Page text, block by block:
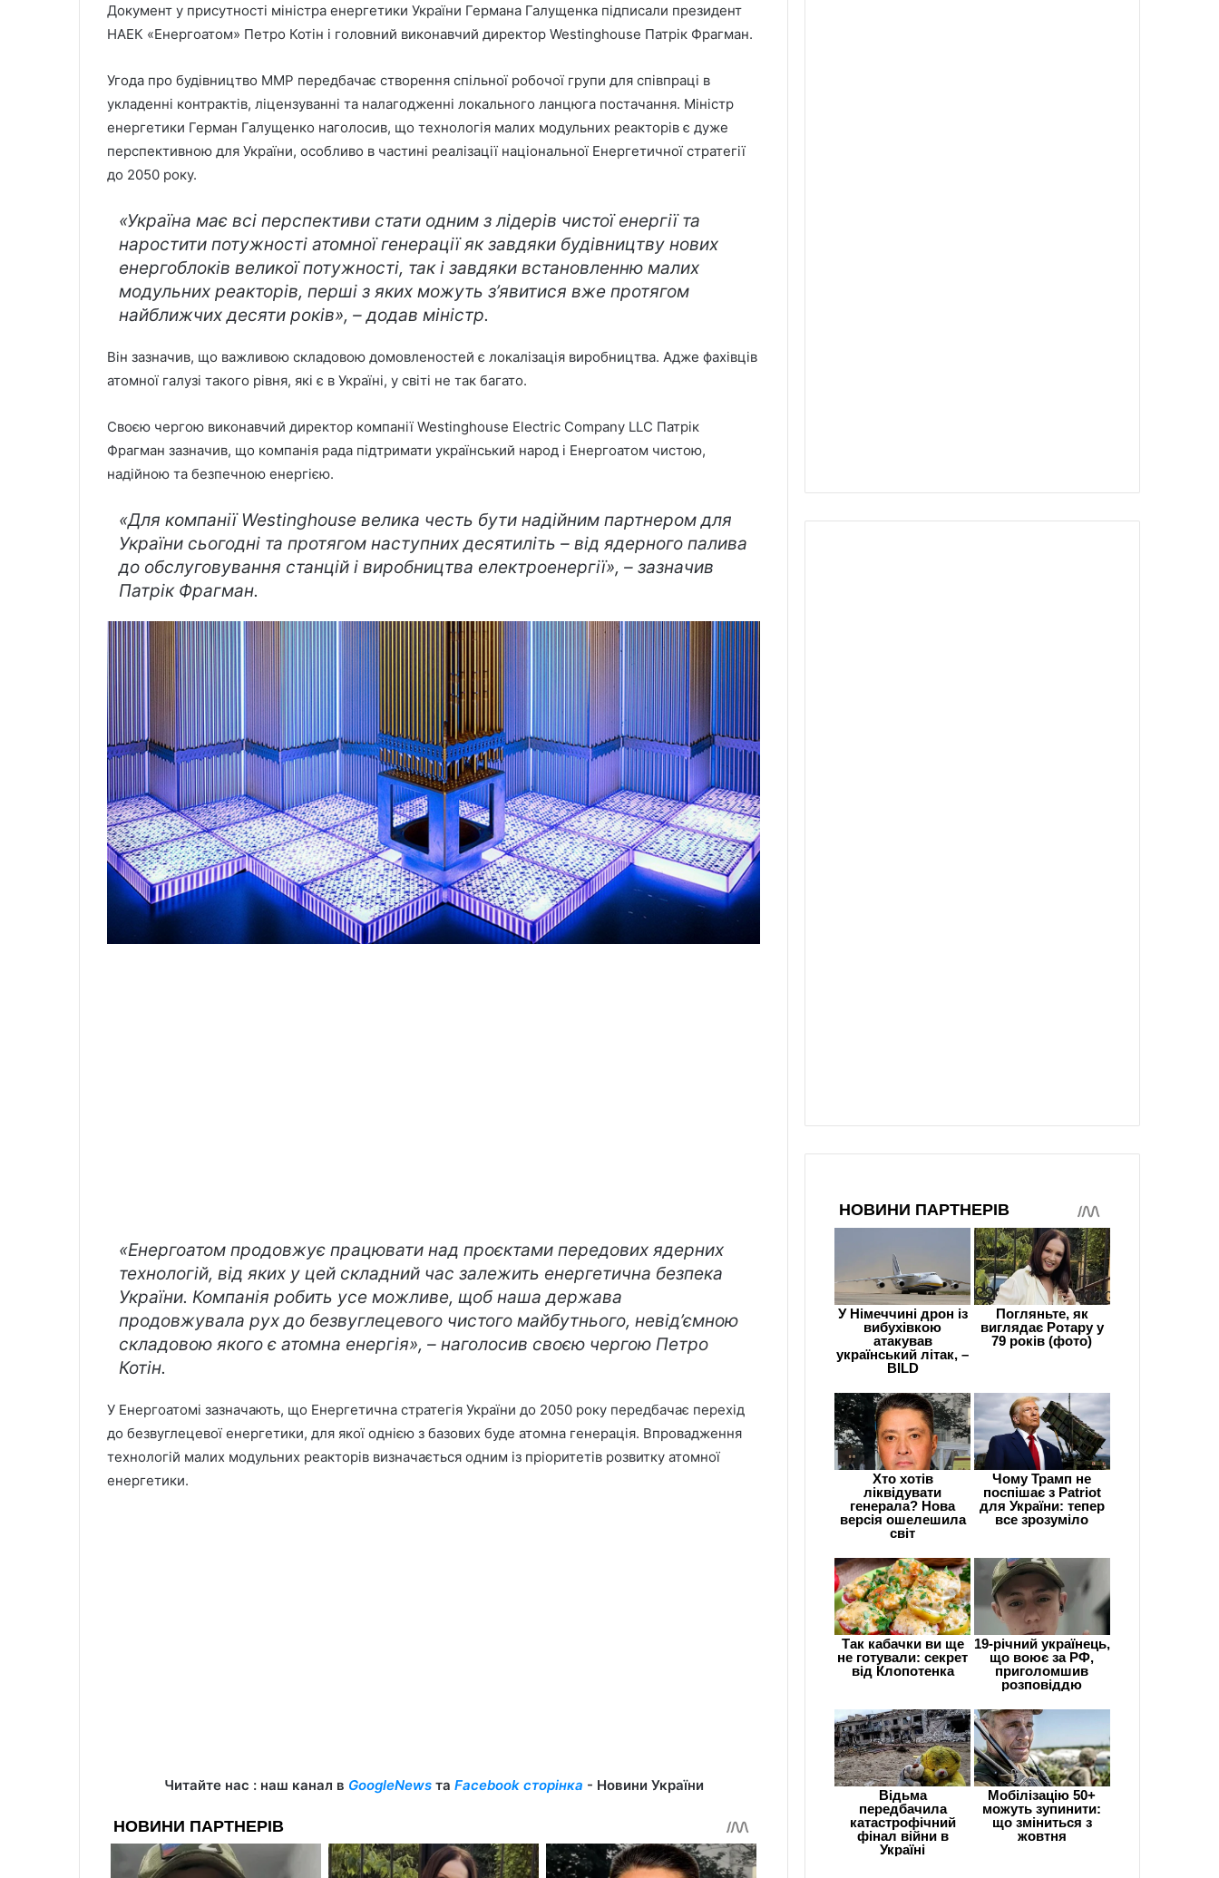
Документ у присутності міністра енергетики України Германа Галущенка підписали президент
НАЕК «Енергоатом» Петро Котін і головний виконавчий директор Westinghouse Патрік Фрагман.
Угода про будівництво ММР передбачає створення спільної робочої групи для співпраці в
укладенні контрактів, ліцензуванні та налагодженні локального ланцюга постачання. Міністр
енергетики Герман Галущенко наголосив, що технологія малих модульних реакторів є дуже
перспективною для України, особливо в частині реалізації національної Енергетичної стратегії
до 2050 року.
«Україна має всі перспективи стати одним з лідерів чистої енергії та
наростити потужності атомної генерації як завдяки будівництву нових
енергоблоків великої потужності, так і завдяки встановленню малих
модульних реакторів, перші з яких можуть з’явитися вже протягом
найближчих десяти років», – додав міністр.
Він зазначив, що важливою складовою домовленостей є локалізація виробництва. Адже фахівців
атомної галузі такого рівня, які є в Україні, у світі не так багато.
Своєю чергою виконавчий директор компанії Westinghouse Electric Company LLC Патрік
Фрагман зазначив, що компанія рада підтримати український народ і Енергоатом чистою,
надійною та безпечною енергією.
«Для компанії Westinghouse велика честь бути надійним партнером для
України сьогодні та протягом наступних десятиліть – від ядерного палива
до обслуговування станцій і виробництва електроенергії», – зазначив
Патрік Фрагман.
«Енергоатом продовжує працювати над проєктами передових ядерних
технологій, від яких у цей складний час залежить енергетична безпека
України. Компанія робить усе можливе, щоб наша держава
продовжувала рух до безвуглецевого чистого майбутнього, невід’ємною
складовою якого є атомна енергія», – наголосив своєю чергою Петро
Котін.
У Енергоатомі зазначають, що Енергетична стратегія України до 2050 року передбачає перехід
до безвуглецевої енергетики, для якої однією з базових буде атомна генерація. Впровадження
технологій малих модульних реакторів визначається одним із пріоритетів розвитку атомної
енергетики.
Читайте нас : наш канал в GoogleNewsта Facebook сторінка - Новини України